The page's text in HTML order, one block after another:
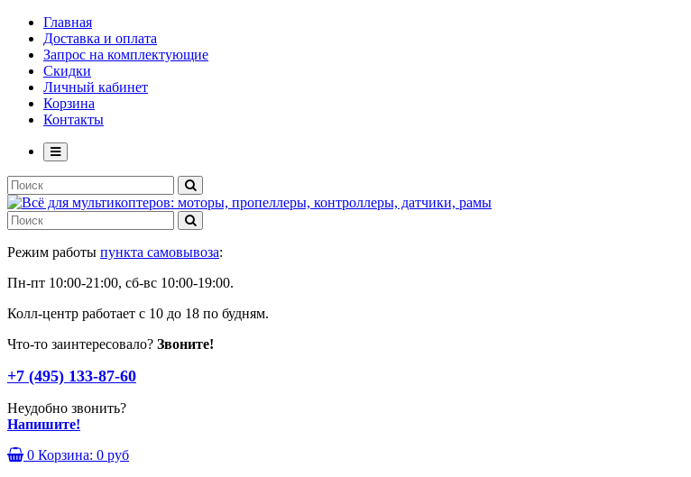
Главная
Доставка и оплата
Запрос на комплектующие
Скидки
Личный кабинет
Корзина
Контакты
Режим работы пункта самовывоза:
Пн-пт 10:00-21:00, сб-вс 10:00-19:00.
Колл-центр работает с 10 до 18 по будням.
Что-то заинтересовало? Звоните!
+7 (495) 133-87-60
Неудобно звонить?
Напишите!
0 Корзина: 0 руб